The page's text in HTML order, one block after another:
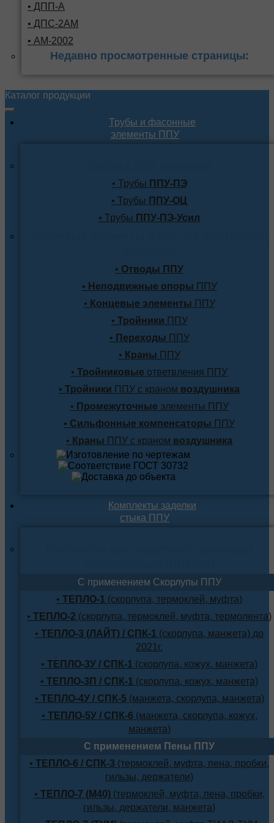
• ДПП-А
• ДПС-2АМ
• АМ-2002
Недавно просмотренные страницы:
Каталог продукции
Трубы и фасонные
элементы ППУ
• Трубы ППУ-ПЭ
• Трубы ППУ-ОЦ
• Трубы ППУ-ПЭ-Усил
• Отводы ППУ
• Неподвижные опоры ППУ
• Концевые элементы ППУ
• Тройники ППУ
• Переходы ППУ
• Краны ППУ
• Тройниковые ответвления ППУ
• Тройники ППУ с краном воздушника
• Промежуточные элементы ППУ
• Сильфонные компенсаторы ППУ
• Краны ППУ с краном воздушника
Комплекты заделки
стыка ППУ
С применением Скорлупы ППУ
• ТЕПЛО-1 (скорлупа, термоклей, муфта)
• ТЕПЛО-2 (скорлупа, термоклей, муфта, термолента)
• ТЕПЛО-3 (ЛАЙТ) / СПК-1 (скорлупа, манжета) до
2021г.
• ТЕПЛО-3У / СПК-1 (скорлупа, кожух, манжета)
• ТЕПЛО-3П / СПК-1 (скорлупа, кожух, манжета)
• ТЕПЛО-4У / СПК-5 (манжета, скорлупа, манжета)
• ТЕПЛО-5У / СПК-6 (манжета, скорлупа, кожух,
манжета)
С применением Пены ППУ
• ТЕПЛО-6 / СПК-3 (термоклей, муфта, пена, пробки,
гильзы, держатели)
• ТЕПЛО-7 (М40)(термоклей, муфта, пена, пробки,
гильзы, держатели, манжета)